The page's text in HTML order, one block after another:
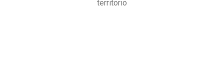
territorio